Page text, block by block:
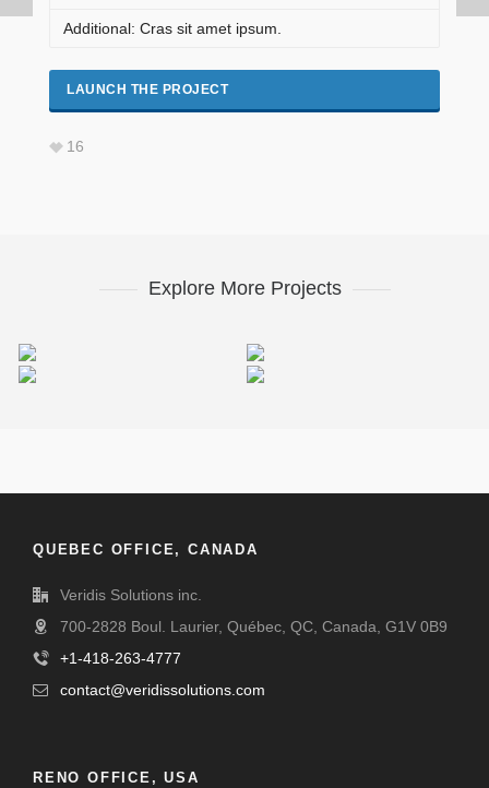
Additional: Cras sit amet ipsum.
LAUNCH THE PROJECT
16
Explore More Projects
QUEBEC OFFICE, CANADA
Veridis Solutions inc.
700-2828 Boul. Laurier, Québec, QC, Canada, G1V 0B9
+1-418-263-4777
contact@veridissolutions.com
RENO OFFICE, USA